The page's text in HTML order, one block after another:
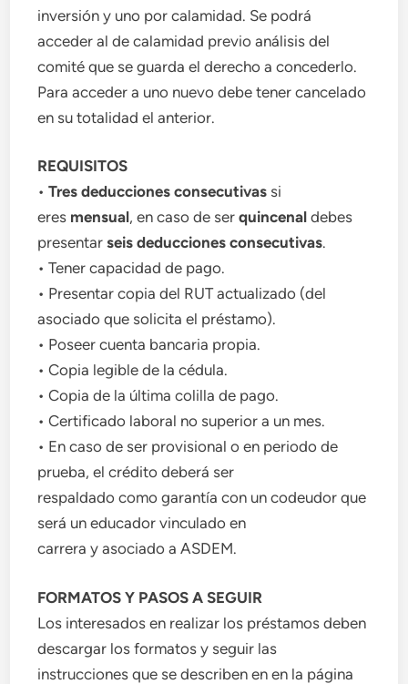
inversión y uno por calamidad. Se podrá
acceder al de calamidad previo análisis del
comité que se guarda el derecho a concederlo.
Para acceder a uno nuevo debe tener cancelado
en su totalidad el anterior.
REQUISITOS
•Tres deducciones consecutivas si
eres mensual, en caso de serquincenaldebes
presentarseis deducciones consecutivas.
• Tener capacidad de pago.
• Presentar copia del RUT actualizado (del
asociado que solicita el préstamo).
• Poseer cuenta bancaria propia.
• Copia legible de la cédula.
• Copia de la última colilla de pago.
• Certificado laboral no superior a un mes.
• En caso de ser provisional o en periodo de
prueba, el crédito deberá ser
respaldado como garantía con un codeudor que
será un educador vinculado en
carrera y asociado a ASDEM.
FORMATOS Y PASOS A SEGUIR
Los interesados en realizar los préstamos deben
descargar los formatos y seguir las
instrucciones que se describen en en la página